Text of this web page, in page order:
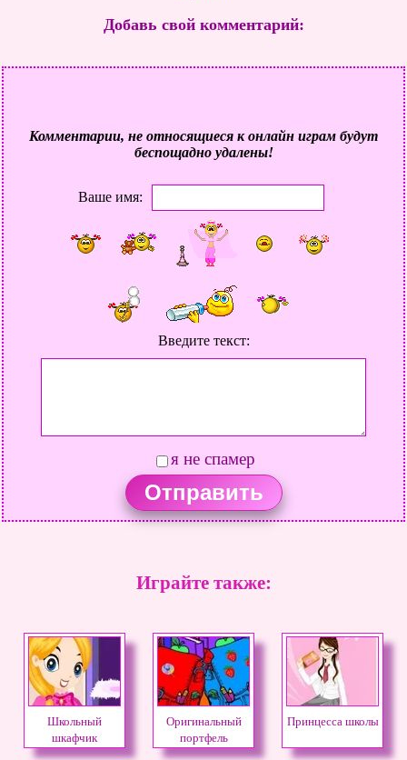
Добавь свой комментарий:
Комментарии, не относящиеся к онлайн играм будут
беспощадно удалены!
Ваше имя:
Введите текст:
я не спамер
Играйте также:
Школьный
шкафчик
Оригинальный
портфель
Принцесса школы